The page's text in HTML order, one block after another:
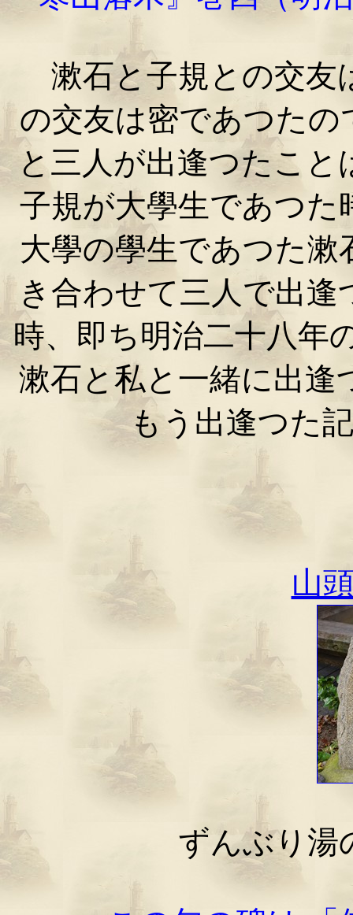
漱石と子規との交友
の交友は密であつた
と三人が出逢つたこ
子規が大學生であつた
大學の學生であつた
き合わせて三人で出
時、即ち明治二十八年
漱石と私と一緒に出逢
もう出逢つた
山
ずんぶり湯